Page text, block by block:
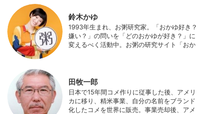
食事やお弁当づくりを通して、食育にも目を
向けている。プロフィール写真 ©杉山晃造
鈴木かゆ
1993年生まれ、お粥研究家。「おかゆ好き？
嫌い？」の問いを「どのおかゆが好き？」に
変えるべく活動中。お粥の研究サイト「おか
田牧一郎
日本で15年間コメ作りに従事した後、アメリ
カに移り、精米事業、自分の名前をブランド
化したコメを世界に販売。事業売却後、アメ